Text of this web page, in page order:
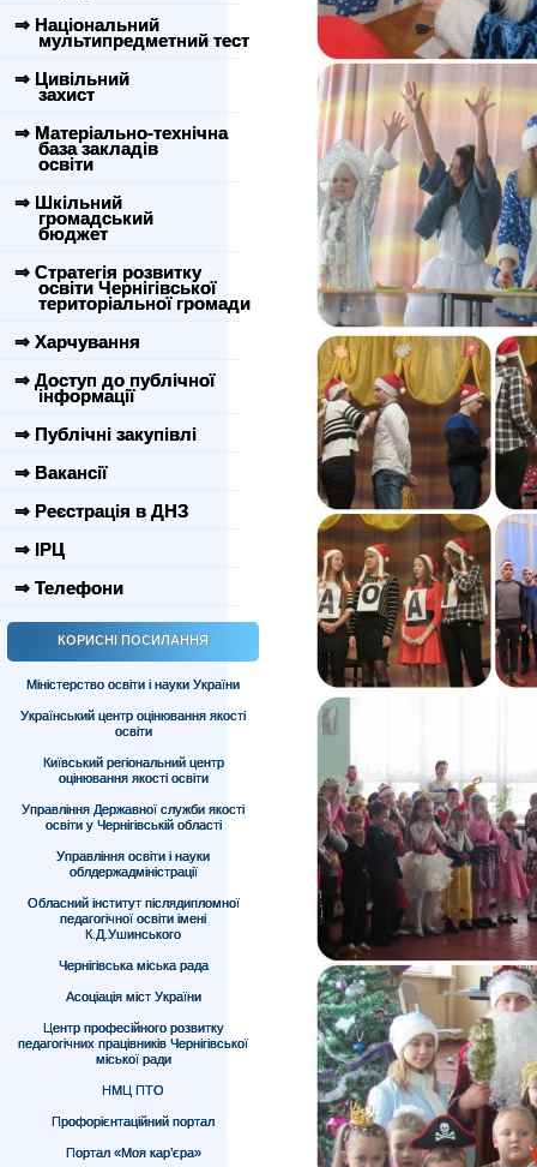
⇒ Національний
мультипредметний тест
⇒ Цивільний
захист
⇒ Матеріально-технічна
база закладів
освіти
⇒ Шкільний
громадський
бюджет
⇒ Стратегія розвитку
освіти Чернігівської
територіальної громади
⇒ Харчування
⇒ Доступ до публічної
інформації
⇒ Публічні закупівлі
⇒ Вакансії
⇒ Реєстрація в ДНЗ
⇒ ІРЦ
⇒ Телефони
КОРИСНІ ПОСИЛАННЯ
Міністерство освіти і науки України
Український центр оцінювання якості
освіти
Київський регіональний центр
оцінювання якості освіти
Управління Державної служби якості
освіти у Чернігівській області
Управління освіти і науки
облдержадміністрації
Обласний інститут післядипломної
педагогічної освіти імені
К.Д.Ушинського
Чернігівська міська рада
Асоціація міст України
Центр професійного розвитку
педагогічних працівників Чернігівської
міської ради
НМЦ ПТО
Профорієнтаційний портал
Портал «Моя кар’єра»